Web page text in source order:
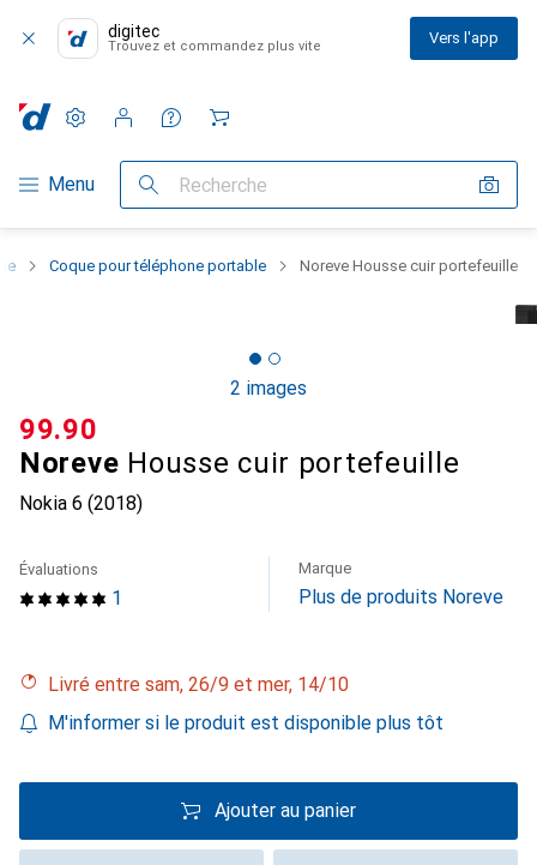
digitec
Trouvez et commandez plus vite Vers l'app
Navigation par catégorie
Menu Recherche
Paramètres
Compte client
Listes de comparaison
Listes d'envies
Panier
Coque pour téléphone portable Noreve Housse cuir portefeuille
2 images
Noreve Housse cuir portefeuille
Nokia 6 (2018)
CHF
99.90
1
Évaluations Marque
Plus de produits Noreve
Livré entre sam, 26/9 et mer, 14/10
M'informer si le produit est disponible plus tôt
Ajouter au panier